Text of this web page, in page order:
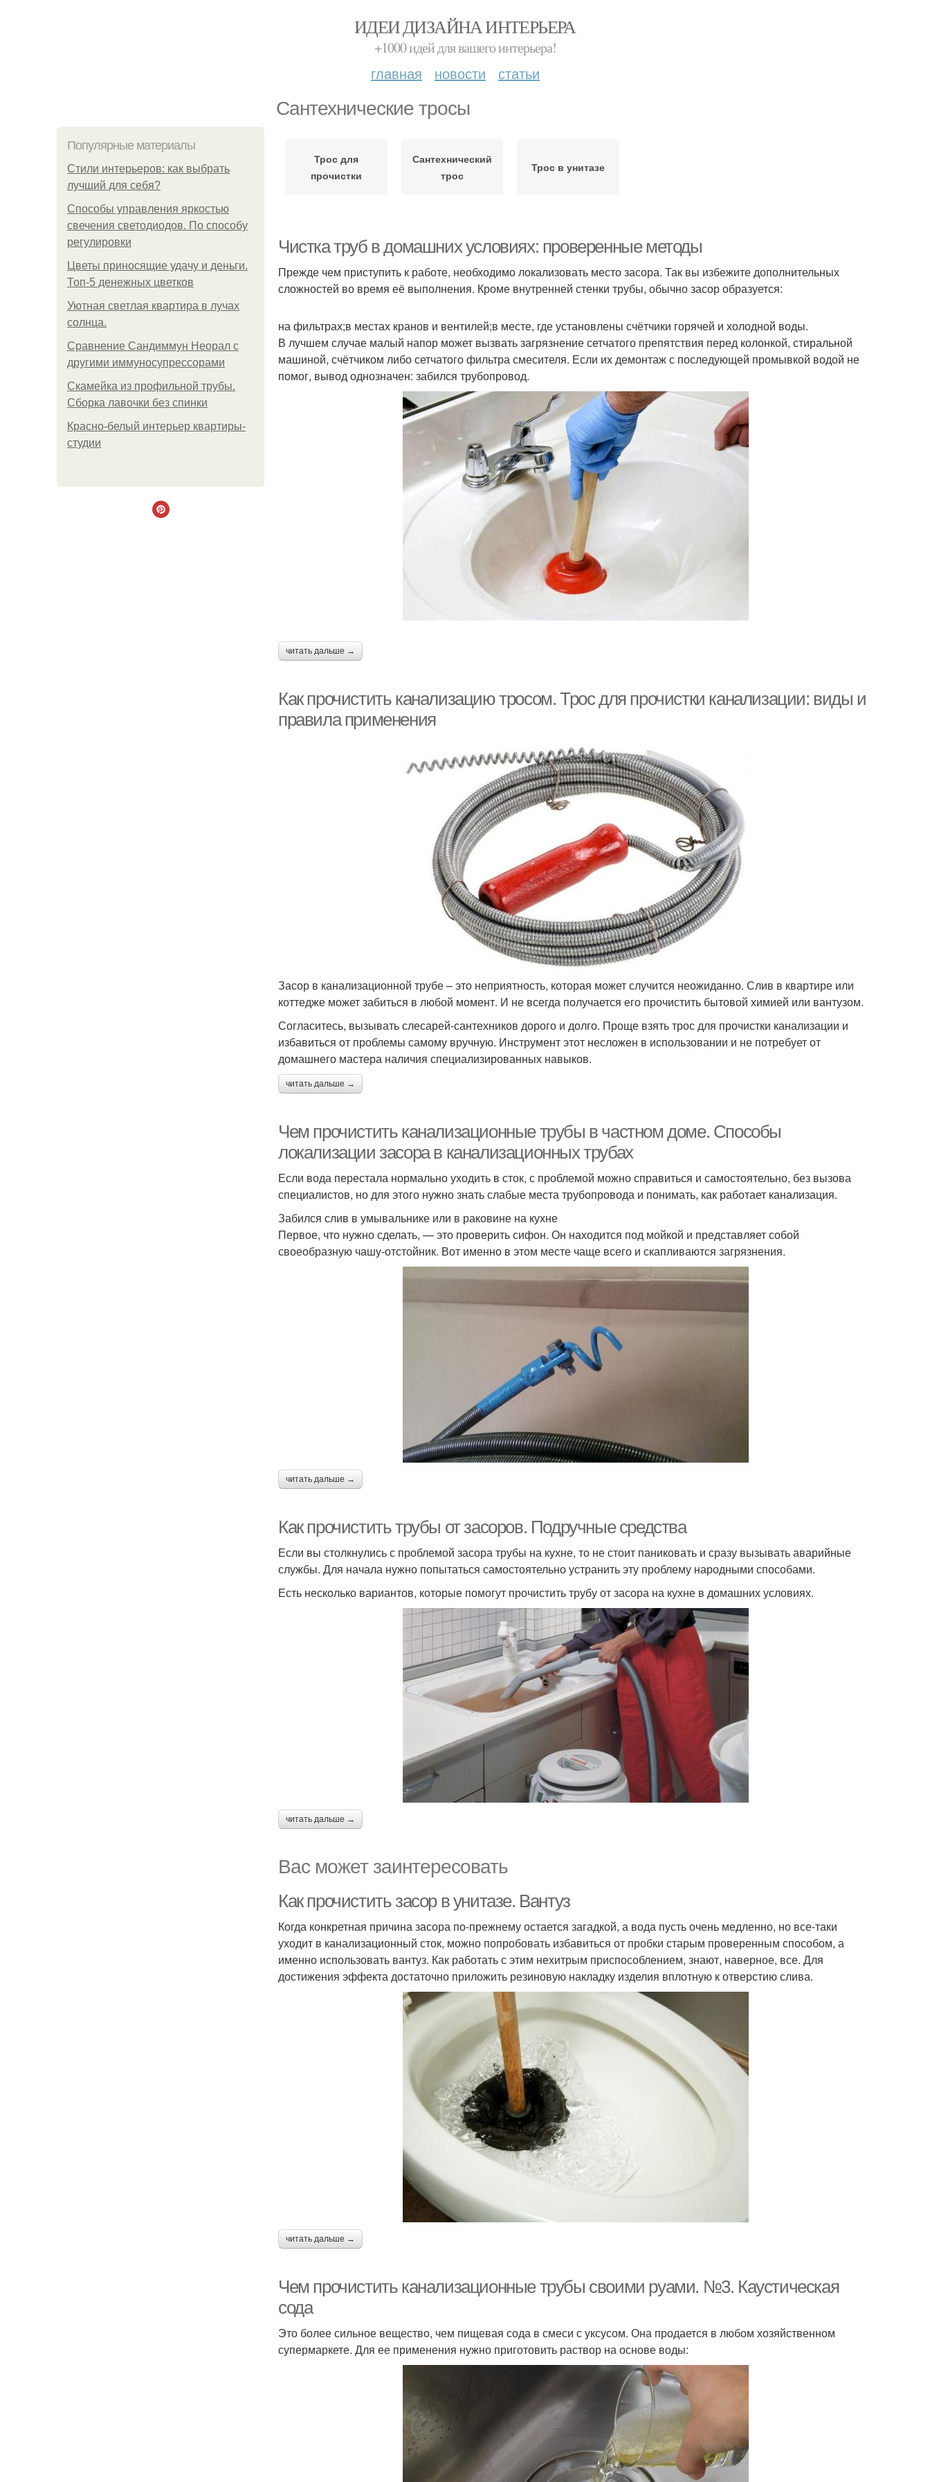
ИДЕИ ДИЗАЙНА ИНТЕРЬЕРА
+1000 идей для вашего интерьера!
главная новости статьи
Сантехнические тросы
Популярные материалы
Стили интерьеров: как выбрать
лучший для себя?
Способы управления яркостью
свечения светодиодов. По способу
регулировки
Цветы приносящие удачу и деньги.
Топ-5 денежных цветков
Уютная светлая квартира в лучах
солнца.
Сравнение Сандиммун Неорал с
другими иммуносупрессорами
Скамейка из профильной трубы.
Сборка лавочки без спинки
Красно-белый интерьер квартиры-
студии
Трос для
прочистки
Сантехнический
трос
Трос в унитазе
Чистка труб в домашних условиях: проверенные методы
Прежде чем приступить к работе, необходимо локализовать место засора. Так вы избежите дополнительных
сложностей во время её выполнения. Кроме внутренней стенки трубы, обычно засор образуется:
на фильтрах;в местах кранов и вентилей;в месте, где установлены счётчики горячей и холодной воды.
В лучшем случае малый напор может вызвать загрязнение сетчатого препятствия перед колонкой, стиральной
машиной, счётчиком либо сетчатого фильтра смесителя. Если их демонтаж с последующей промывкой водой не
помог, вывод однозначен: забился трубопровод.
читать дальше →
Как прочистить канализацию тросом. Трос для прочистки канализации: виды и
правила применения
Засор в канализационной трубе – это неприятность, которая может случится неожиданно. Слив в квартире или
коттедже может забиться в любой момент. И не всегда получается его прочистить бытовой химией или вантузом.
Согласитесь, вызывать слесарей-сантехников дорого и долго. Проще взять трос для прочистки канализации и
избавиться от проблемы самому вручную. Инструмент этот несложен в использовании и не потребует от
домашнего мастера наличия специализированных навыков.
читать дальше →
Чем прочистить канализационные трубы в частном доме. Способы
локализации засора в канализационных трубах
Если вода перестала нормально уходить в сток, с проблемой можно справиться и самостоятельно, без вызова
специалистов, но для этого нужно знать слабые места трубопровода и понимать, как работает канализация.
Забился слив в умывальнике или в раковине на кухне
Первое, что нужно сделать, — это проверить сифон. Он находится под мойкой и представляет собой
своеобразную чашу-отстойник. Вот именно в этом месте чаще всего и скапливаются загрязнения.
читать дальше →
Как прочистить трубы от засоров. Подручные средства
Если вы столкнулись с проблемой засора трубы на кухне, то не стоит паниковать и сразу вызывать аварийные
службы. Для начала нужно попытаться самостоятельно устранить эту проблему народными способами.
Есть несколько вариантов, которые помогут прочистить трубу от засора на кухне в домашних условиях.
читать дальше →
Вас может заинтересовать
Как прочистить засор в унитазе. Вантуз
Когда конкретная причина засора по-прежнему остается загадкой, а вода пусть очень медленно, но все-таки
уходит в канализационный сток, можно попробовать избавиться от пробки старым проверенным способом, а
именно использовать вантуз. Как работать с этим нехитрым приспособлением, знают, наверное, все. Для
достижения эффекта достаточно приложить резиновую накладку изделия вплотную к отверстию слива.
читать дальше →
Чем прочистить канализационные трубы своими руами. №3. Каустическая
сода
Это более сильное вещество, чем пищевая сода в смеси с уксусом. Она продается в любом хозяйственном
супермаркете. Для ее применения нужно приготовить раствор на основе воды: